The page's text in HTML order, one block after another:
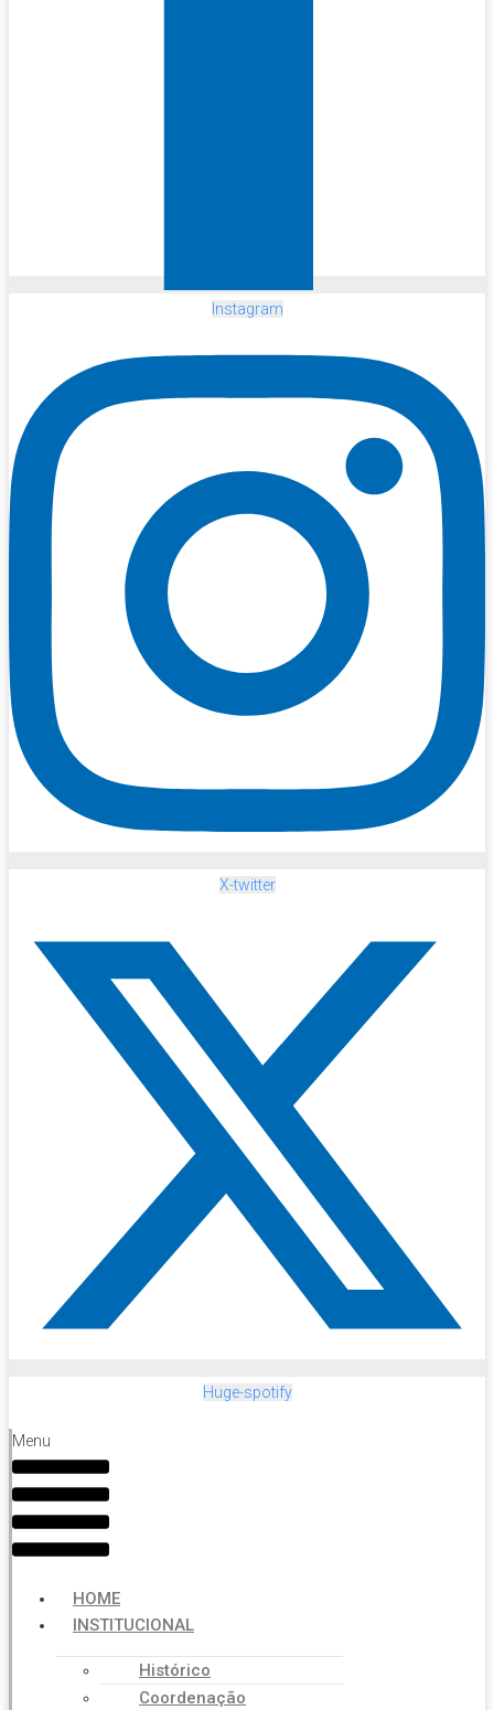
Instagram
X-twitter
Huge-spotify
Menu
HOME
INSTITUCIONAL
Histórico
Coordenação